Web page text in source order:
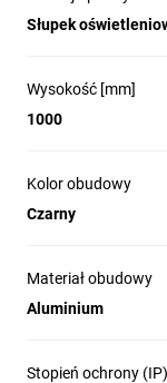
Oświetlenie
rozwiązaniem,
Oświetlenie
zmroku co w
kameralnej
Słupek
Wysokość [mm]
1000
Kolor obudowy
Czarny
Materiał obudowy
Aluminium
Stopień ochrony (IP)